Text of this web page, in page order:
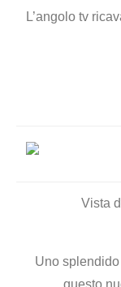
L’angolo tv
Vista
Uno
questo